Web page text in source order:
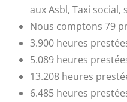
aux Asbl, Taxi social,
Nous comptons 79
3.900 heures
5.089 heures
13.208 heures
6.485 heures